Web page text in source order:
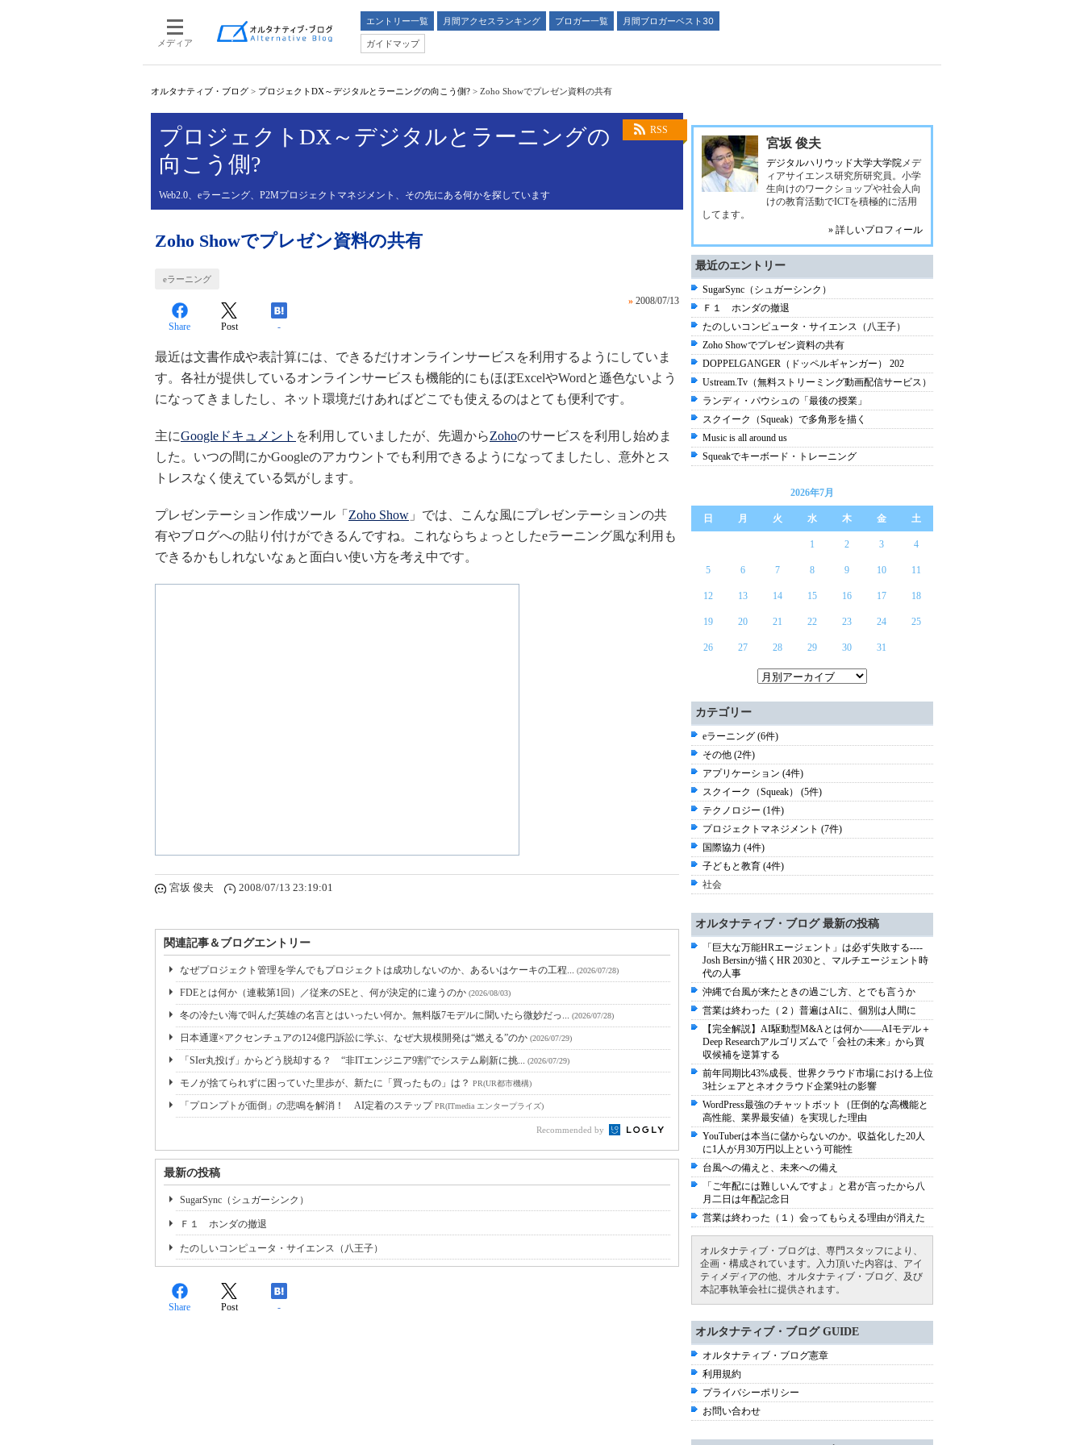
メディア
エントリー一覧 月間アクセスランキング ブロガー一覧
月間ブロガーベスト30
ガイドマップ
オルタナティブ・ブログ > プロジェクトDX～デジタルとラーニングの向こう側? > Zoho Showでプレゼン資料の共有
RSS
プロジェクトDX～デジタルとラーニングの
向こう側?
Web2.0、eラーニング、P2Mプロジェクトマネジメント、その先にある何かを探しています
Zoho Showでプレゼン資料の共有
eラーニング
» 2008/07/13
Share Post -
最近は文書作成や表計算には、できるだけオンラインサービスを利用するようにしていま
す。各社が提供しているオンラインサービスも機能的にもほぼExcelやWordと遜色ないよう
になってきましたし、ネット環境だけあればどこでも使えるのはとても便利です。
主にGoogleドキュメント を利用していましたが、先週からZohoのサービスを利用し始めま
した。いつの間にかGoogleのアカウントでも利用できるようになってましたし、意外とス
トレスなく使えている気がします。
プレゼンテーション作成ツール「 Zoho Show 」では、こんな風にプレゼンテーションの共
有やブログへの貼り付けができるんですね。これならちょっとしたeラーニング風な利用も
できるかもしれないなぁと面白い使い方を考え中です。
宮坂 俊夫 2008/07/13 23:19:01
関連記事＆ブログエントリー
なぜプロジェクト管理を学んでもプロジェクトは成功しないのか、あるいはケーキの工程... (2026/07/28)
FDEとは何か（連載第1回）／従来のSEと、何が決定的に違うのか (2026/08/03)
冬の冷たい海で叫んだ英雄の名言とはいったい何か。無料版7モデルに聞いたら微妙だっ... (2026/07/28)
日本通運×アクセンチュアの124億円訴訟に学ぶ、なぜ大規模開発は“燃える”のか (2026/07/29)
「SIer丸投げ」からどう脱却する？ “非ITエンジニア9割”でシステム刷新に挑... (2026/07/29)
モノが捨てられずに困っていた里歩が、新たに「買ったもの」は？ PR(UR都市機構)
「プロンプトが面倒」の悲鳴を解消！ AI定着のステップPR(ITmedia エンタープライズ)
Recommended by
最新の投稿
SugarSync（シュガーシンク）
Ｆ１ ホンダの撤退
たのしいコンピュータ・サイエンス（八王子）
Share Post -
宮坂 俊夫
デジタルハリウッド大学大学院メデ
ィアサイエンス研究所研究員。小学
生向けのワークショップや社会人向
けの教育活動でICTを積極的に活用
してます。
» 詳しいプロフィール
最近のエントリー
SugarSync（シュガーシンク）
Ｆ１ ホンダの撤退
たのしいコンピュータ・サイエンス（八王子）
Zoho Showでプレゼン資料の共有
DOPPELGANGER（ドッペルギャンガー） 202
Ustream.Tv（無料ストリーミング動画配信サービス）
ランディ・パウシュの「最後の授業」
スクイーク（Squeak）で多角形を描く
Music is all around us
Squeakでキーボード・トレーニング
2026年7月
日 月 火 水 木 金 土
1 2 3 4
5 6 7 8 9 10 11
12 13 14 15 16 17 18
19 20 21 22 23 24 25
26 27 28 29 30 31
カテゴリー
eラーニング (6件)
その他 (2件)
アプリケーション (4件)
スクイーク（Squeak） (5件)
テクノロジー (1件)
プロジェクトマネジメント (7件)
国際協力 (4件)
子どもと教育 (4件)
社会
オルタナティブ・ブログ 最新の投稿
「巨大な万能HRエージェント」は必ず失敗する----
Josh Bersinが描くHR 2030と、マルチエージェント時
代の人事
沖縄で台風が来たときの過ごし方、とでも言うか
営業は終わった（２）普遍はAIに、個別は人間に
【完全解説】AI駆動型M&Aとは何か――AIモデル＋
Deep Researchアルゴリズムで「会社の未来」から買
収候補を逆算する
前年同期比43%成長、世界クラウド市場における上位
3社シェアとネオクラウド企業9社の影響
WordPress最強のチャットボット（圧倒的な高機能と
高性能、業界最安値）を実現した理由
YouTuberは本当に儲からないのか。収益化した20人
に1人が月30万円以上という可能性
台風への備えと、未来への備え
「ご年配には難しいんですよ」と君が言ったから八
月二日は年配記念日
営業は終わった（１）会ってもらえる理由が消えた
オルタナティブ・ブログは、専門スタッフにより、
企画・構成されています。入力頂いた内容は、アイ
ティメディアの他、オルタナティブ・ブログ、及び
本記事執筆会社に提供されます。
オルタナティブ・ブログ GUIDE
オルタナティブ・ブログ憲章
利用規約
プライバシーポリシー
お問い合わせ